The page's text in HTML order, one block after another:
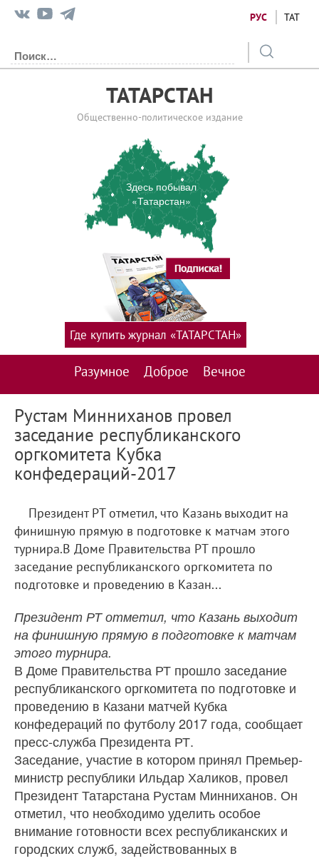
РУС ТАТ
ТАТАРСТАН
Общественно-политическое издание
Здесь побывал
«Татарстан»
Разумное Доброе Вечное
Где купить журнал «ТАТАРСТАН»
Рустам Минниханов провел
заседание республиканского
оргкомитета Кубка
конфедераций-2017
Президент РТ отметил, что Казань выходит на
финишную прямую в подготовке к матчам этого
турнира.В Доме Правительства РТ прошло
заседание республиканского оргкомитета по
подготовке и проведению в Казан...
Президент РТ отметил, что Казань выходит
на финишную прямую в подготовке к матчам
этого турнира.
В Доме Правительства РТ прошло заседание
республиканского оргкомитета по подготовке и
проведению в Казани матчей Кубка
конфедераций по футболу 2017 года, сообщает
пресс-служба Президента РТ.
Заседание, участие в котором принял Премьер-
министр республики Ильдар Халиков, провел
Президент Татарстана Рустам Минниханов. Он
отметил, что необходимо уделить особое
внимание готовности всех республиканских и
городских служб, задействованных в